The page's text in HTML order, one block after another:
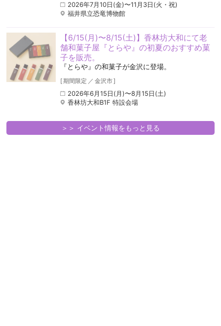
2026年7月10日(金)〜11月3日(火・祝)
福井県立恐竜博物館
【6/15(月)〜8/15(土)】香林坊大和にて老
舗和菓子屋『とらや』の初夏のおすすめ菓
子を販売。
『とらや』の和菓子が金沢に登場。
[期間限定 ／ 金沢市]
2026年6月15日(月)〜8月15日(土)
香林坊大和B1F 特設会場
＞＞ イベント情報をもっと見る